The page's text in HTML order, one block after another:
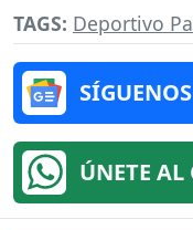
TAGS: Deportivo
ÚNETE